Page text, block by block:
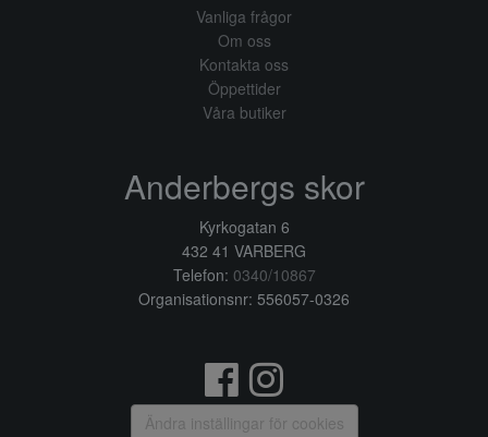
Vanliga frågor
Om oss
Kontakta oss
Öppettider
Våra butiker
Anderbergs skor
Kyrkogatan 6
432 41 VARBERG
Telefon: 0340/10867
Organisationsnr: 556057-0326
Ändra inställingar för cookies